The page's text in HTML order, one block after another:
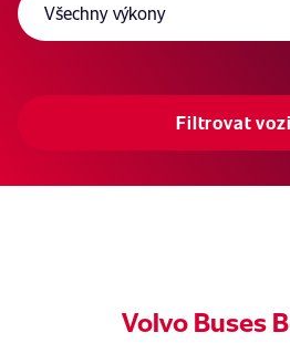
Filtrovat
Volvo Buses